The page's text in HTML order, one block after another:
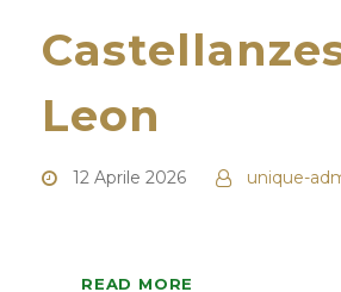
Leon
12 Aprile 2026 unique-
READ MORE